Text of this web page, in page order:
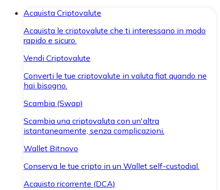
Acquista Criptovalute
Acquista le criptovalute che ti interessano in modo
rapido e sicuro.
Vendi Criptovalute
Converti le tue criptovalute in valuta fiat quando ne
hai bisogno.
Scambia (Swap)
Scambia una criptovaluta con un'altra
istantaneamente, senza complicazioni.
Wallet Bitnovo
Conserva le tue cripto in un Wallet self-custodial.
Acquisto ricorrente (DCA)